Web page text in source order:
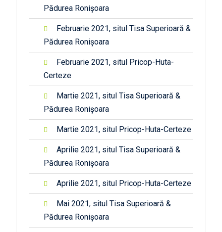
Pădurea Ronișoara
Februarie 2021, situl Tisa Superioară &
Pădurea Ronișoara
Februarie 2021, situl Pricop-Huta-
Certeze
Martie 2021, situl Tisa Superioară &
Pădurea Ronișoara
Martie 2021, situl Pricop-Huta-Certeze
Aprilie 2021, situl Tisa Superioară &
Pădurea Ronișoara
Aprilie 2021, situl Pricop-Huta-Certeze
Mai 2021, situl Tisa Superioară &
Pădurea Ronișoara